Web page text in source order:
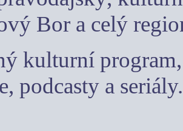
Bor a celý
kulturní
podcasty a seriály.